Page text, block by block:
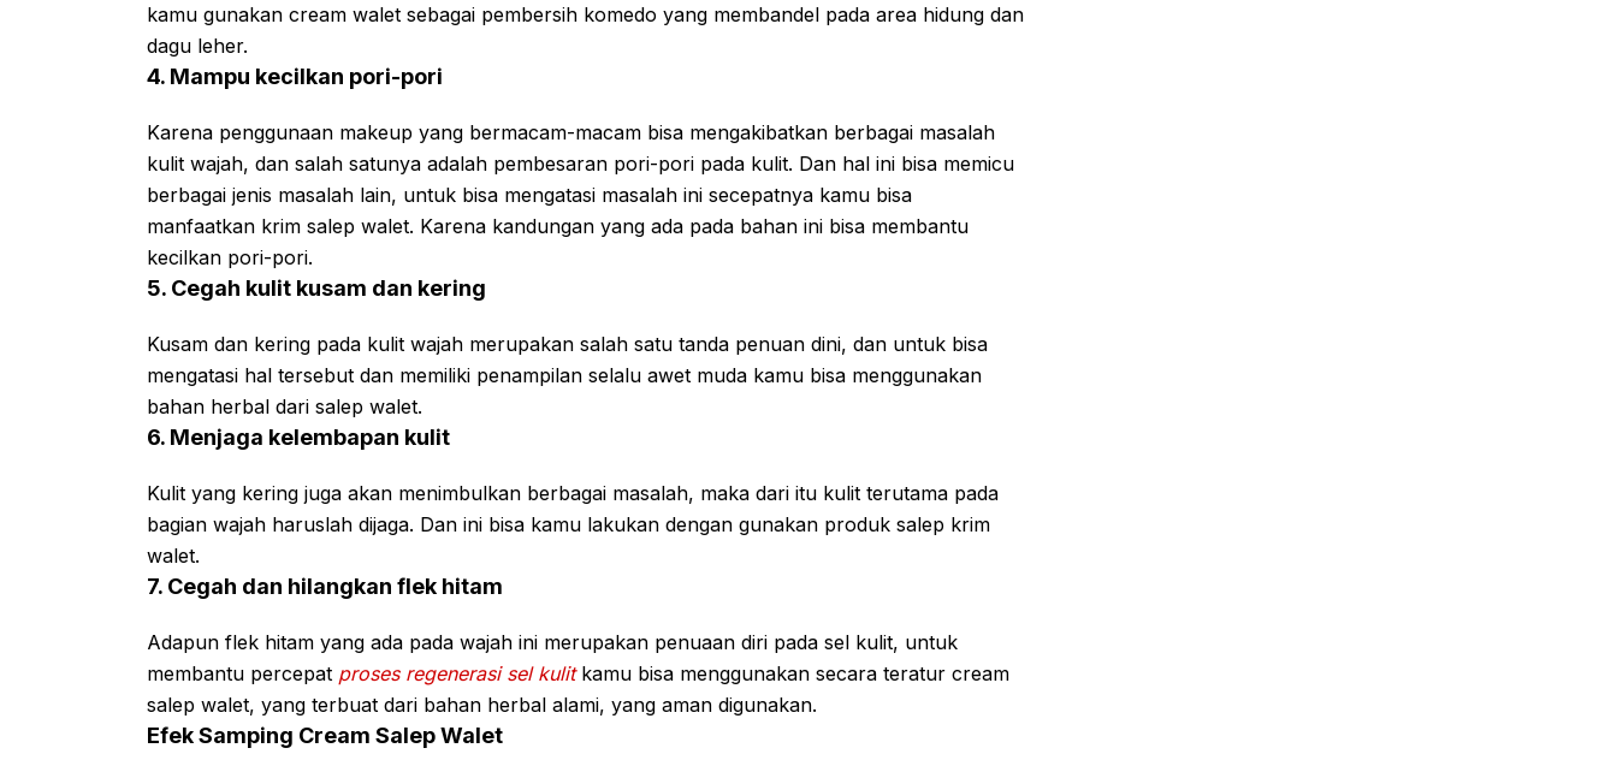
kamu gunakan cream walet sebagai pembersih komedo yang membandel pada area hidung dan
dagu leher.
4. Mampu kecilkan pori-pori
Karena penggunaan makeup yang bermacam-macam bisa mengakibatkan berbagai masalah
kulit wajah, dan salah satunya adalah pembesaran pori-pori pada kulit. Dan hal ini bisa memicu
berbagai jenis masalah lain, untuk bisa mengatasi masalah ini secepatnya kamu bisa
manfaatkan krim salep walet. Karena kandungan yang ada pada bahan ini bisa membantu
kecilkan pori-pori.
5. Cegah kulit kusam dan kering
Kusam dan kering pada kulit wajah merupakan salah satu tanda penuan dini, dan untuk bisa
mengatasi hal tersebut dan memiliki penampilan selalu awet muda kamu bisa menggunakan
bahan herbal dari salep walet.
6. Menjaga kelembapan kulit
Kulit yang kering juga akan menimbulkan berbagai masalah, maka dari itu kulit terutama pada
bagian wajah haruslah dijaga. Dan ini bisa kamu lakukan dengan gunakan produk salep krim
walet.
7. Cegah dan hilangkan flek hitam
Adapun flek hitam yang ada pada wajah ini merupakan penuaan diri pada sel kulit, untuk
membantu percepat proses regenerasi sel kulitkamu bisa menggunakan secara teratur cream
salep walet, yang terbuat dari bahan herbal alami, yang aman digunakan.
Efek Samping Cream Salep Walet